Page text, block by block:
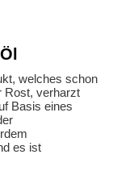
welches schon
Rost, verharzt
Basis eines
es ist